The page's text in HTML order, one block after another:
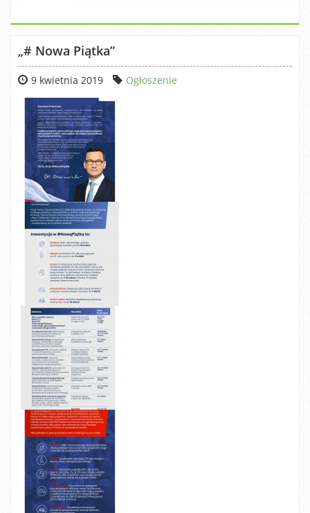
„# Nowa Piątka”
9 kwietnia 2019 Ogłoszenie